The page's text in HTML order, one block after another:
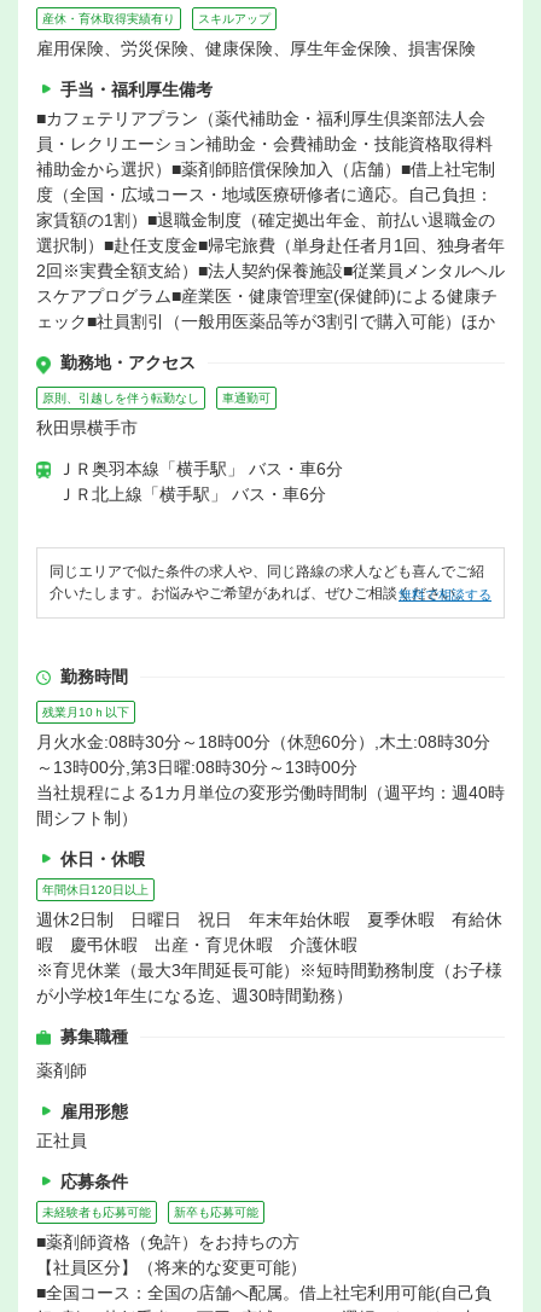
産休・育休取得実績有り スキルアップ
雇用保険、労災保険、健康保険、厚生年金保険、損害保険
手当・福利厚生備考
■カフェテリアプラン（薬代補助金・福利厚生倶楽部法人会
員・レクリエーション補助金・会費補助金・技能資格取得料
補助金から選択）■薬剤師賠償保険加入（店舗）■借上社宅制
度（全国・広域コース・地域医療研修者に適応。自己負担：
家賃額の1割）■退職金制度（確定拠出年金、前払い退職金の
選択制）■赴任支度金■帰宅旅費（単身赴任者月1回、独身者年
2回※実費全額支給）■法人契約保養施設■従業員メンタルヘル
スケアプログラム■産業医・健康管理室(保健師)による健康チ
ェック■社員割引（一般用医薬品等が3割引で購入可能）ほか
勤務地・アクセス
原則、引越しを伴う転勤なし 車通勤可
秋田県横手市
ＪＲ奥羽本線「横手駅」 バス・車6分
ＪＲ北上線「横手駅」 バス・車6分
同じエリアで似た条件の求人や、同じ路線の求人なども喜んでご紹
介いたします。お悩みやご希望があれば、ぜひご相談ください。
無料で相談する
勤務時間
残業月10ｈ以下
月火水金:08時30分～18時00分（休憩60分）,木土:08時30分
～13時00分,第3日曜:08時30分～13時00分
当社規程による1カ月単位の変形労働時間制（週平均：週40時
間シフト制）
休日・休暇
年間休日120日以上
週休2日制 日曜日 祝日 年末年始休暇 夏季休暇 有給休
暇 慶弔休暇 出産・育児休暇 介護休暇
※育児休業（最大3年間延長可能）※短時間勤務制度（お子様
が小学校1年生になる迄、週30時間勤務）
募集職種
薬剤師
雇用形態
正社員
応募条件
未経験者も応募可能 新卒も応募可能
■薬剤師資格（免許）をお持ちの方
【社員区分】（将来的な変更可能）
■全国コース：全国の店舗へ配属。借上社宅利用可能(自己負